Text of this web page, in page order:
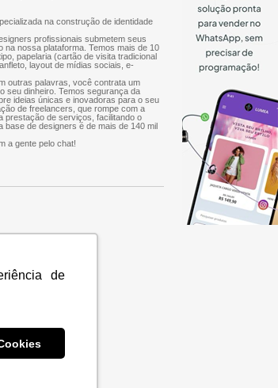
de
na construção de identidade
profissionais submetem seus
na nossa plataforma. Temos mais de 10
papelaria (cartão de visita tradicional
layout de mídias sociais, e-
outras palavras, você contrata um
seu dinheiro. Temos segurança da
ideias únicas e inovadoras para o seu
de freelancers, que rompe com a
prestação de serviços, facilitando o
de designers é de mais de 140 mil
a gente pelo chat!